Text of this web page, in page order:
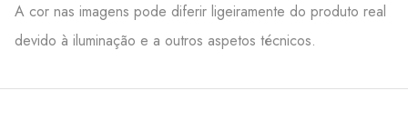
A cor nas imagens pode diferir ligeiramente do produto real
devido à iluminação e a outros aspetos técnicos.